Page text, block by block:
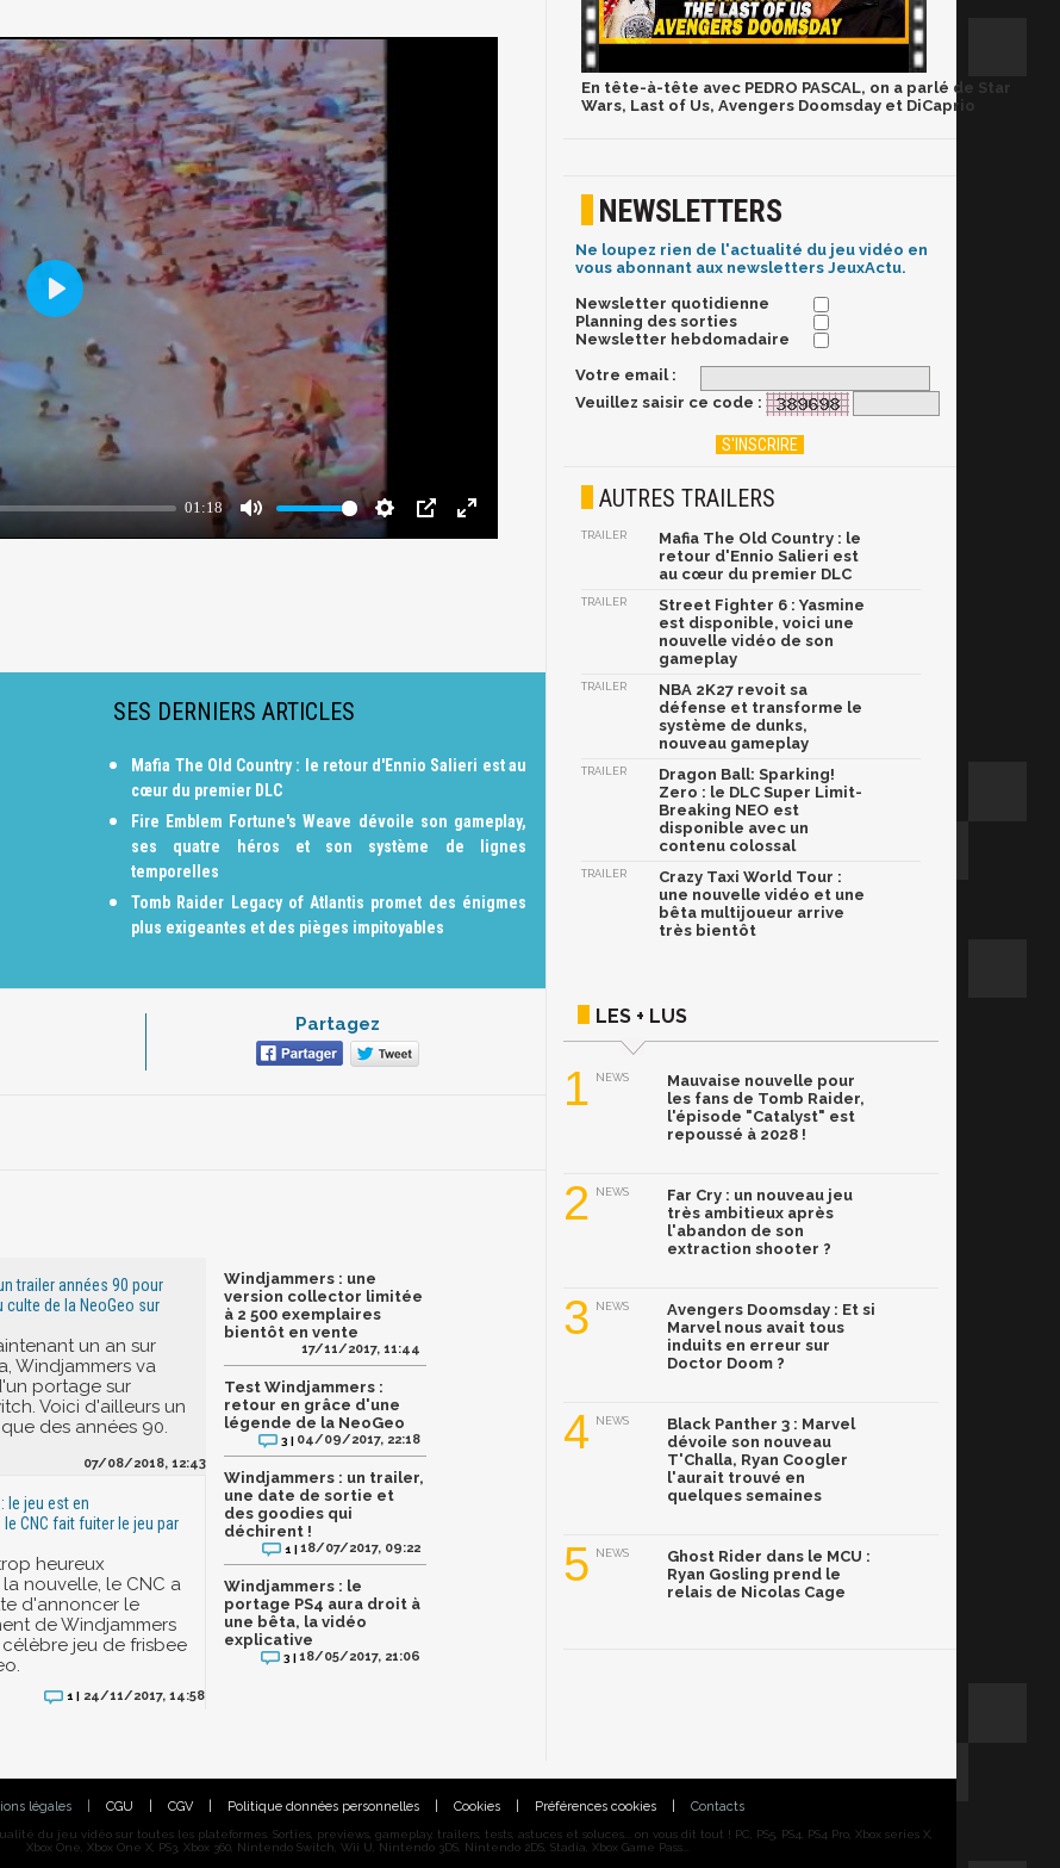
SES DERNIERS ARTICLES
Mafia The Old Country : le retour d'Ennio Salieri est au
cœur du premier DLC
Fire Emblem Fortune's Weave dévoile son gameplay,
ses quatre héros et son système de lignes
temporelles
Tomb Raider Legacy of Atlantis promet des énigmes
plus exigeantes et des pièges impitoyables
Partagez
trailer années 90 pour
culte de la NeoGeo sur
un an sur
Windjammers va
portage sur
Voici d'ailleurs un
des années 90.
07/08/2018, 12:43
le jeu est en
CNC fait fuiter le jeu par
heureux
nouvelle, le CNC a
d'annoncer le
de Windjammers
célèbre jeu de frisbee
1 | 24/11/2017, 14:58
Windjammers : une
version collector limitée
à 2 500 exemplaires
bientôt en vente
17/11/2017, 11:44
Test Windjammers :
retour en grâce d'une
légende de la NeoGeo
3 | 04/09/2017, 22:18
Windjammers : un trailer,
une date de sortie et
des goodies qui
déchirent !
1 |18/07/2017, 09:22
Windjammers : le
portage PS4 aura droit à
une bêta, la vidéo
explicative
3 |18/05/2017, 21:06
En tête-à-tête avec PEDRO PASCAL, on a parlé de Star
Wars, Last of Us, Avengers Doomsday et DiCaprio
NEWSLETTERS
Ne loupez rien de l'actualité du jeu vidéo en
vous abonnant aux newsletters JeuxActu.
Newsletter quotidienne
Planning des sorties
Newsletter hebdomadaire
Votre email :
Veuillez saisir ce code :
AUTRES TRAILERS
TRAILER
Mafia The Old Country : le
retour d'Ennio Salieri est
au cœur du premier DLC
TRAILER
Street Fighter 6 : Yasmine
est disponible, voici une
nouvelle vidéo de son
gameplay
TRAILER
NBA 2K27 revoit sa
défense et transforme le
système de dunks,
nouveau gameplay
TRAILER
Dragon Ball: Sparking!
Zero : le DLC Super Limit-
Breaking NEO est
disponible avec un
contenu colossal
TRAILER
Crazy Taxi World Tour :
une nouvelle vidéo et une
bêta multijoueur arrive
très bientôt
LES + LUS
1 NEWS
Mauvaise nouvelle pour
les fans de Tomb Raider,
l'épisode "Catalyst" est
repoussé à 2028 !
2 NEWS
Far Cry : un nouveau jeu
très ambitieux après
l'abandon de son
extraction shooter ?
3 NEWS
Avengers Doomsday : Et si
Marvel nous avait tous
induits en erreur sur
Doctor Doom ?
4 NEWS
Black Panther 3 : Marvel
dévoile son nouveau
T'Challa, Ryan Coogler
l'aurait trouvé en
quelques semaines
5 NEWS
Ghost Rider dans le MCU :
Ryan Gosling prend le
relais de Nicolas Cage
légales CGU CGV Politique données personnelles Cookies Préférences cookies Contacts
du jeu vidéo sur toutes les plateformes. Sorties, previews, gameplay, trailers, tests, astuces et soluces... on vous dit tout ! PC, PS5, PS4, PS4 Pro, Xbox series X,
Xbox One, Xbox One X, PS3, Xbox 360, Nintendo Switch, Wii U, Nintendo 3DS, Nintendo 2DS, Stadia, Xbox Game Pass...